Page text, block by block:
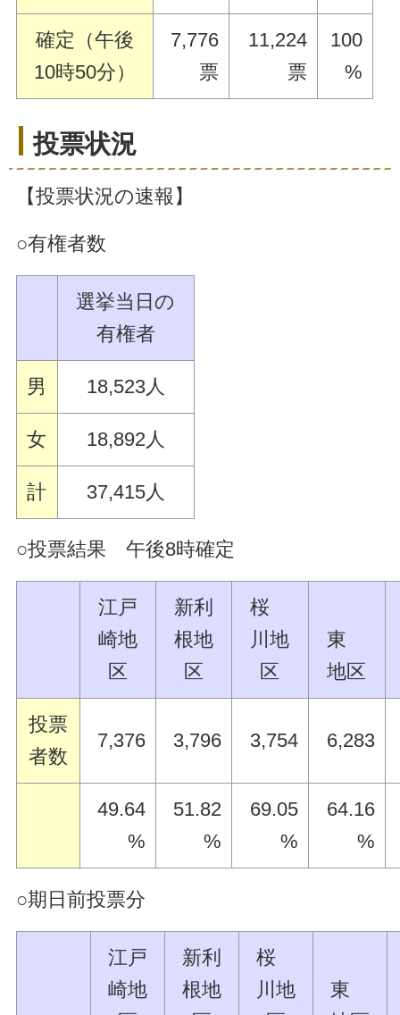
確定（午後
10時50分）
7,776
票
11,224
票
100
%
投票状況
【投票状況の速報】
○有権者数
選挙当日の
有権者
男 18,523人
女 18,892人
計 37,415人
○投票結果 午後8時確定
江戸
崎地
区
新利
根地
区
桜
川地
区
東
地区
投票
者数
7,376 3,796 3,754 6,283
49.64
%
51.82
%
69.05
%
64.16
%
○期日前投票分
江戸
崎地
新利
根地
桜
川地
東